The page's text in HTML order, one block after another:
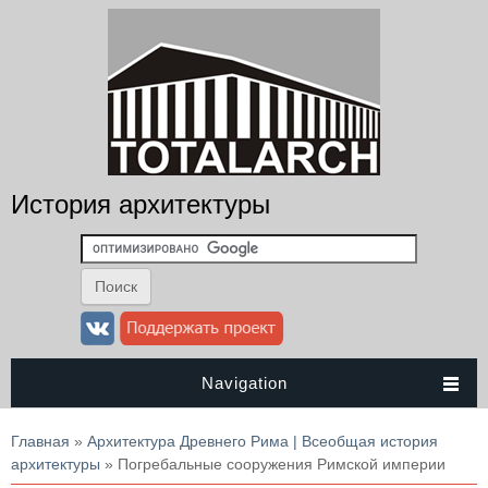
История архитектуры
Navigation
Вы здесь
Главная » Архитектура Древнего Рима | Всеобщая история
архитектуры » Погребальные сооружения Римской империи